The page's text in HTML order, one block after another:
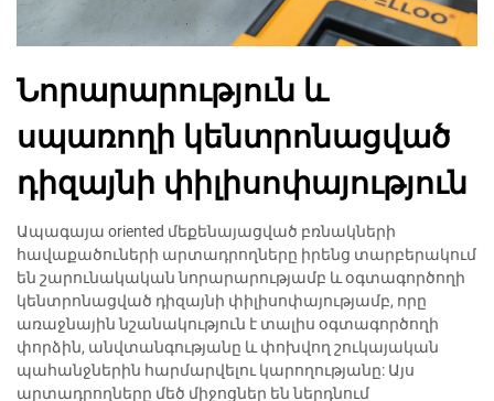
Նորարարություն և
սպառողի կենտրոնացված
դիզայնի փիլիսոփայություն
Ապագայա oriented մեքենայացված բռնակների
հավաքածուների արտադրողները իրենց տարբերակում
են շարունակական նորարարությամբ և օգտագործողի
կենտրոնացված դիզայնի փիլիսոփայությամբ, որը
առաջնային նշանակություն է տալիս օգտագործողի
փորձին, անվտանգությանը և փոխվող շուկայական
պահանջներին հարմարվելու կարողությանը: Այս
արտադրողները մեծ միջոցներ են ներդնում